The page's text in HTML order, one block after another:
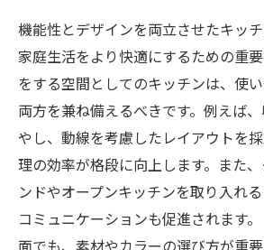
機能性とデザインを両立させたキッチ
家庭生活をより快適にするための重
をする空間としてのキッチンは、使
両方を兼ね備えるべきです。例えば
やし、動線を考慮したレイアウトを
理の効率が格段に向上します。また
ンドやオープンキッチンを取り入れ
コミュニケーションも促進されます
面でも、素材やカラーの選び方が重